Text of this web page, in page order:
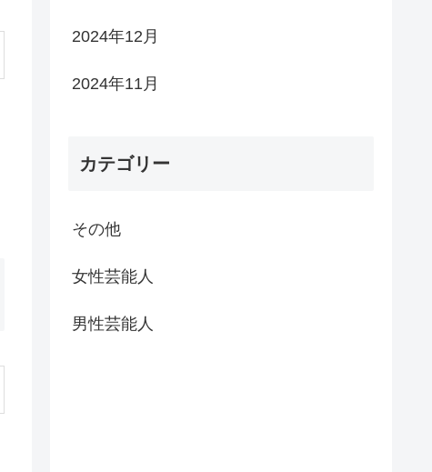
2024年12月
2024年11月
カテゴリー
その他
女性芸能人
男性芸能人